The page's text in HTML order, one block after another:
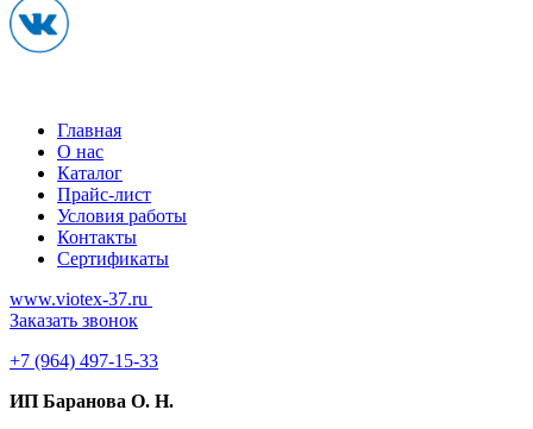
Главная
О нас
Каталог
Прайс-лист
Условия работы
Контакты
Сертификаты
www.viotex-37.ru
Заказать звонок
+7 (964) 497-15-33
ИП Баранова О. Н.